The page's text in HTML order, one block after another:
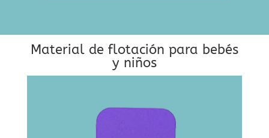
Material de flotación para bebés
y niños